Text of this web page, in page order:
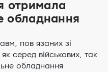
отримала
обладнання
пов язаних зі
серед військових, так
обладнання